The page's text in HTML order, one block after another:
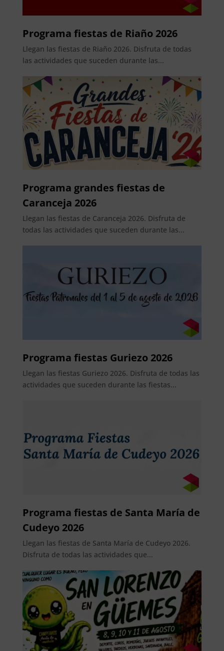
Programa fiestas de Riaño 2026
Llegan las fiestas de Riaño 2026. Disfruta de todas
las actividades que suceden durante las...
Programa grandes fiestas de
Caranceja 2026
Llegan las fiestas de Caranceja 2026. Disfruta de
todas las actividades que suceden durante las...
Programa fiestas Guriezo 2026
Llegan las fiestas Guriezo 2026. Disfruta de todas las
actividades que suceden durante las fiestas...
Programa fiestas de Santa María de
Cudeyo 2026
Llegan las fiestas de Santa María de Cudeyo 2026.
Disfruta de todas las actividades que...